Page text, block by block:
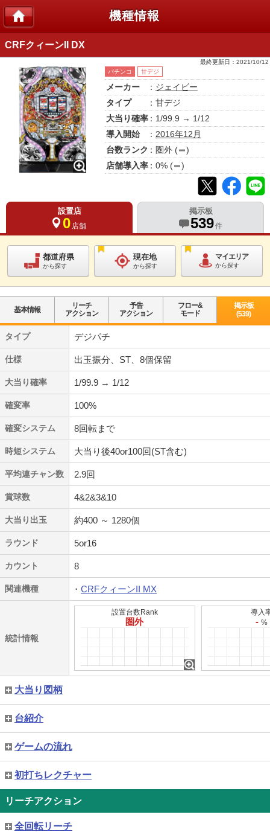
機種情報
CRFクィーンII DX
最終更新日： 2021/10/12
パチンコ
甘デジ
メーカー ： ジェイビー
タイプ
：甘デジ
大当り確率：1/99.9 → 1/12
導入開始
： 2016年12月
台数ランク： 圏外(
)
店舗導入率： 0% ( )
設置店
0 店舗
掲示板
539件
都道府県
から探す
現在地
から探す
マイエリア
から探す
基本情報
リーチ
アクション
予告
アクション
フロー&
モード
掲示板
(539)
タイプ デジパチ
仕様 出玉振分、ST、8個保留
大当り確率 1/99.9 → 1/12
確変率 100%
確変システム 8回転まで
時短システム 大当り後40or100回(ST含む)
平均連チャン数 2.9回
賞球数 4&2&3&10
大当り出玉 約400 ～ 1280個
ラウンド 5or16
カウント 8
関連機種 CRFクィーンII MX
統計情報
設置台数Rank
圏外
導入
-%
大当り図柄
台紹介
ゲームの流れ
初打ちレクチャー
リーチアクション
全回転リーチ